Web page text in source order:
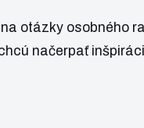
otázky osobného
načerpať